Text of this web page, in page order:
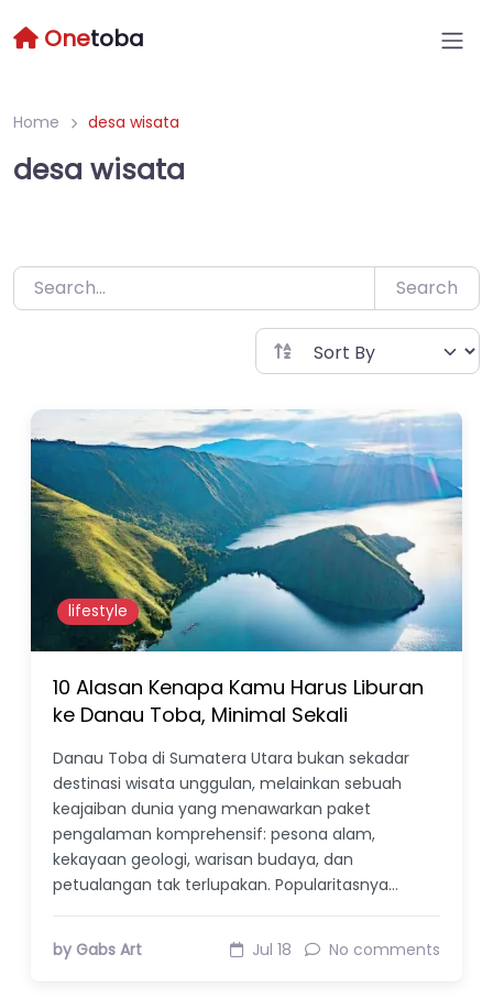
to
Onetoba
Home desa wisata
desa wisata
Search
lifestyle
10 Alasan Kenapa Kamu Harus Liburan
ke Danau Toba, Minimal Sekali
Danau Toba di Sumatera Utara bukan sekadar
destinasi wisata unggulan, melainkan sebuah
keajaiban dunia yang menawarkan paket
pengalaman komprehensif: pesona alam,
kekayaan geologi, warisan budaya, dan
petualangan tak terlupakan. Popularitasnya…
by Gabs Art Jul 18 No comments